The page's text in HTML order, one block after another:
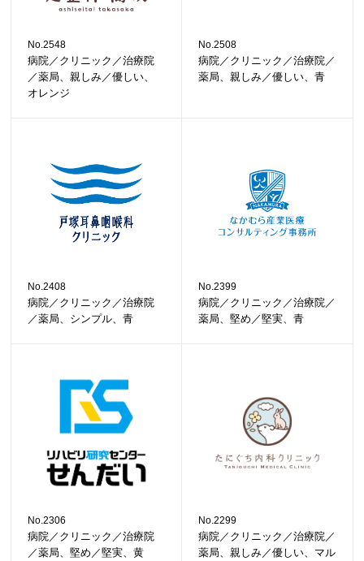
No.2548
病院／クリニック／治療院
／薬局、親しみ／優しい、
オレンジ
No.2508
病院／クリニック／治療院／
薬局、親しみ／優しい、青
No.2408
病院／クリニック／治療院
／薬局、シンプル、青
No.2399
病院／クリニック／治療院／
薬局、堅め／堅実、青
No.2306
病院／クリニック／治療院
／薬局、堅め／堅実、黄
No.2299
病院／クリニック／治療院／
薬局、親しみ／優しい、マル